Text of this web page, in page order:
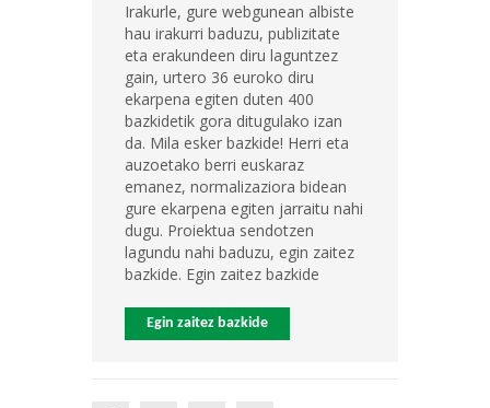
Irakurle, gure webgunean albiste
hau irakurri baduzu, publizitate
eta erakundeen diru laguntzez
gain, urtero 36 euroko diru
ekarpena egiten duten 400
bazkidetik gora ditugulako izan
da. Mila esker bazkide! Herri eta
auzoetako berri euskaraz
emanez, normalizaziora bidean
gure ekarpena egiten jarraitu nahi
dugu. Proiektua sendotzen
lagundu nahi baduzu, egin zaitez
bazkide. Egin zaitez bazkide
Egin zaitez bazkide